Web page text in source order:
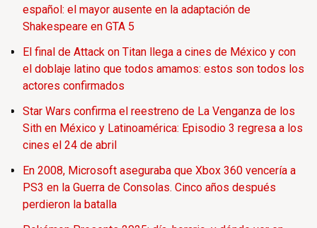
español: el mayor ausente en la adaptación de
Shakespeare en GTA 5
El final de Attack on Titan llega a cines de México y con
el doblaje latino que todos amamos: estos son todos los
actores confirmados
Star Wars confirma el reestreno de La Venganza de los
Sith en México y Latinoamérica: Episodio 3 regresa a los
cines el 24 de abril
En 2008, Microsoft aseguraba que Xbox 360 vencería a
PS3 en la Guerra de Consolas. Cinco años después
perdieron la batalla